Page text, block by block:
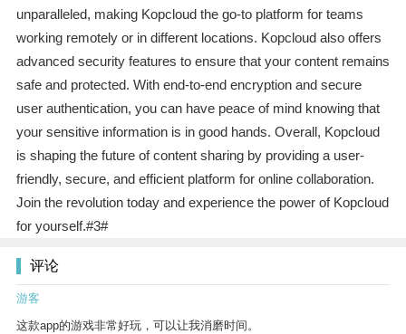
unparalleled, making Kopcloud the go-to platform for teams
working remotely or in different locations. Kopcloud also offers
advanced security features to ensure that your content remains
safe and protected. With end-to-end encryption and secure
user authentication, you can have peace of mind knowing that
your sensitive information is in good hands. Overall, Kopcloud
is shaping the future of content sharing by providing a user-
friendly, secure, and efficient platform for online collaboration.
Join the revolution today and experience the power of Kopcloud
for yourself.#3#
评论
游客
这款app的游戏非常好玩，可以让我消磨时间。